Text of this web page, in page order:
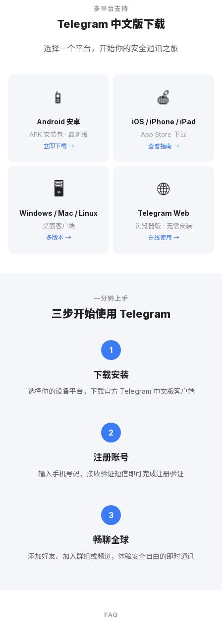
多平台支持
Telegram 中文版下载
选择一个平台，开始你的安全通讯之旅
📱
Android 安卓
APK 安装包 · 最新版
立即下载 →
🍎
iOS / iPhone / iPad
App Store 下载
查看指南 →
🖥
Windows / Mac / Linux
桌面客户端
多版本 →
🌐
Telegram Web
浏览器版 · 无需安装
在线使用 →
一分钟上手
三步开始使用 Telegram
1
下载安装
选择你的设备平台，下载官方 Telegram 中文版客户端
2
注册账号
输入手机号码，接收验证短信即可完成注册验证
3
畅聊全球
添加好友、加入群组或频道，体验安全自由的即时通讯
FAQ